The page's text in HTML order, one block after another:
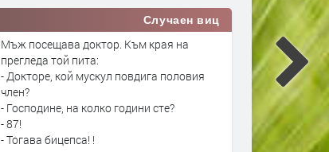
Случаен виц
Мъж посещава доктор. Към края на
прегледа той пита:
- Докторе, кой мускул повдига половия
член?
- Господине, на колко години сте?
- 87!
- Тогава бицепса! !